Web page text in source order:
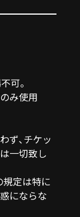
可。
み使用
ず､チケッ
一切致し
定は特に
にならな